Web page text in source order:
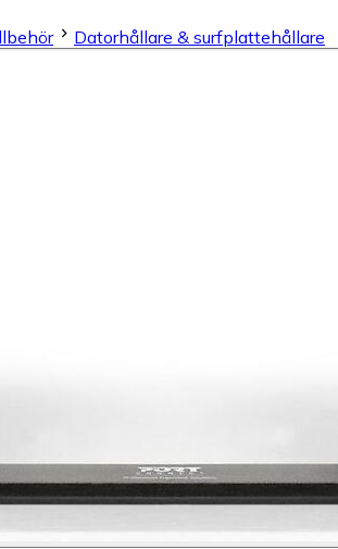
Datorhållare & surfplattehållare